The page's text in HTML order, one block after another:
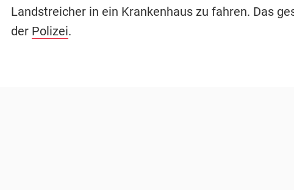
Landstreicher in ein Krankenhaus zu fahren. Das
der Polizei.